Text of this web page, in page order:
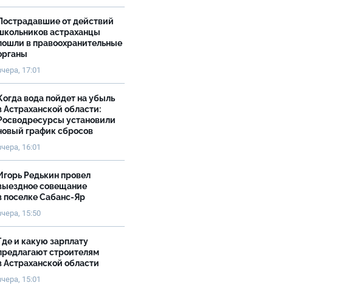
от действий
астраханцы
в правоохранительные
17:01
вода пойдет на убыль
Астраханской области:
установили
график сбросов
16:01
Редькин провел
совещание
поселке Сабанс-Яр
15:50
и какую зарплату
строителям
Астраханской области
15:01